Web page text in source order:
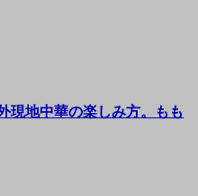
現地中華の楽しみ方。もも